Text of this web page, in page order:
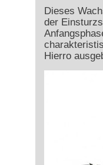
Dieses
der
Hierro